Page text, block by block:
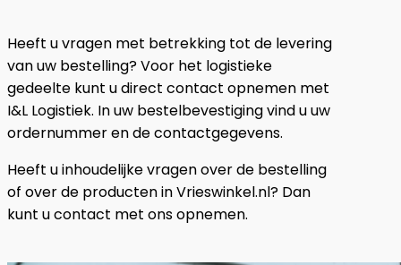
Heeft u vragen met betrekking tot de levering
van uw bestelling? Voor het logistieke
gedeelte kunt u direct contact opnemen met
I&L Logistiek. In uw bestelbevestiging vind u uw
ordernummer en de contactgegevens.
Heeft u inhoudelijke vragen over de bestelling
of over de producten in Vrieswinkel.nl? Dan
kunt u contact met ons opnemen.